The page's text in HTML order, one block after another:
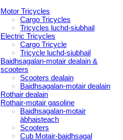
Motor Tricycles
Cargo Tricycles
Tricycles luchd-siubhail
Electric Tricycles
Cargo Tricycle
Tricycle luchd-siubhail
Baidhsagalan-motair dealain &
scooters
Scooters dealain
Baidhsagalan-motair dealain
Rothair dealain
Rothair-motair gasoline
Baidhsagalan-motair
àbhaisteach
Scooters
Cub Motair-baidhsagal